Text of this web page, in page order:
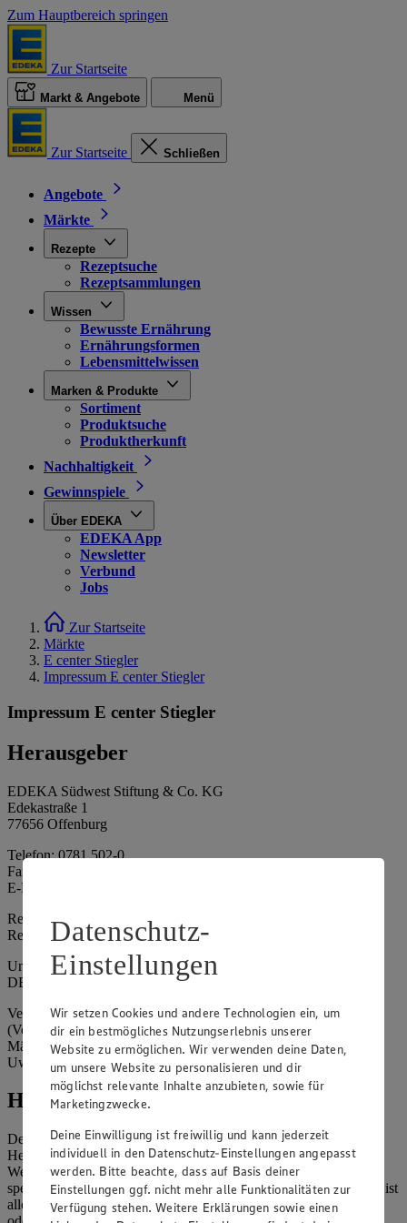
Zum Hauptbereich springen
Zur Startseite
Markt & Angebote Menü
Zur Startseite Schließen
Angebote
Märkte
Rezepte
Rezeptsuche
Rezeptsammlungen
Wissen
Bewusste Ernährung
Ernährungsformen
Lebensmittelwissen
Marken & Produkte
Sortiment
Produktsuche
Produktherkunft
Nachhaltigkeit
Gewinnspiele
Über EDEKA
EDEKA App
Newsletter
Verbund
Jobs
Zur Startseite
Märkte
E center Stiegler
Impressum E center Stiegler
Impressum E center Stiegler
Herausgeber
EDEKA Südwest Stiftung & Co. KG
Edekastraße 1
77656 Offenburg
Telefon: 0781 502-0
Fax: 0781 502-6180
E-Mail: kundenservice@edeka-suedwest.de
Registergericht: Amtsgericht Freiburg i.B.
Registernummer: HRA 707629
Umsatzsteuer-Identifikationsnummer gem. § 27a UStG:
DE815916131
Vertretungsberechtigte: Rainer Huber (Sprecher)
(Vorstandsmitglied), Klaus Fickert (Vorstandsmitglied), Jürgen
Mäder (Vorstandsmitglied), Patrick Mogck (Vorstandsmitglied),
Uwe Kohler
Hinweise
Der Inhalt dieser Website ist urheberrechtlich geschützt. Der
Herausgeber gewährt Ihnen jedoch das Recht, den auf dieser
Website bereitgestellten Text ganz oder ausschnittsweise zu
speichern und zu vervielfältigen. Aus Gründen des Urheberrechts ist
allerdings die Speicherung und Vervielfältigung von Bildmaterial
Datenschutz-
Einstellungen
Wir setzen Cookies und andere Technologien ein, um
dir ein bestmögliches Nutzungserlebnis unserer
Website zu ermöglichen. Wir verwenden deine Daten,
um unsere Website zu personalisieren und dir
möglichst relevante Inhalte anzubieten, sowie für
Marketingzwecke.
Deine Einwilligung ist freiwillig und kann jederzeit
individuell in den Datenschutz-Einstellungen angepasst
werden. Bitte beachte, dass auf Basis deiner
Einstellungen ggf. nicht mehr alle Funktionalitäten zur
Verfügung stehen. Weitere Erklärungen sowie einen